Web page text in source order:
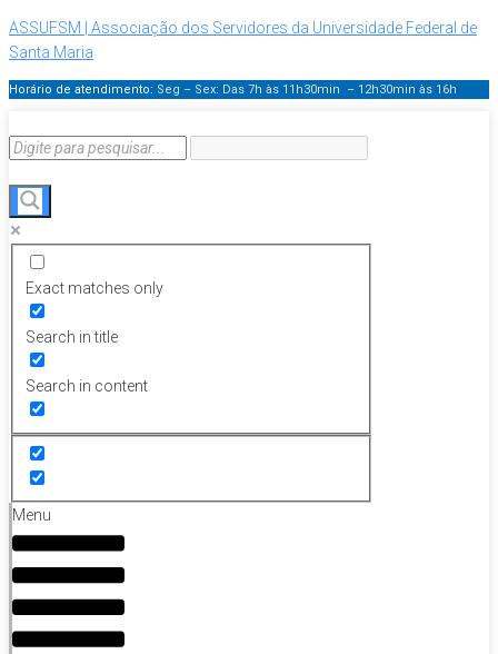
ASSUFSM | Associação dos Servidores da Universidade Federal de
Santa Maria
Horário de atendimento: Seg – Sex: Das 7h às 11h30min – 12h30min às 16h
Exact matches only
Search in title
Search in content
Menu